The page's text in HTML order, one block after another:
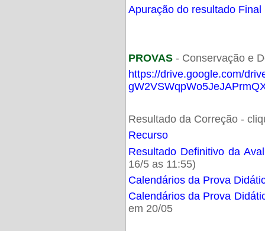
Apuração do resultado Final
PROVAS- Conservação e
https://drive.google.com/
Resultado da Correção -
Recurso
Resultado Definitivo da
16/5 as 11:55)
Calendários da Prova
Calendários da Prova
em 20/05